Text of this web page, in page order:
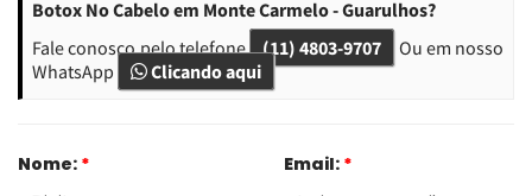
Botox No Cabelo em Monte Carmelo - Guarulhos?
Fale conosco pelo telefone (11) 4803-9707
Ou em nosso
WhatsApp
Clicando aqui
Nome: * Email: *